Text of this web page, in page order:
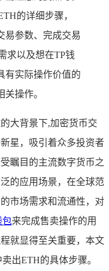
的详细步骤，
易参数、完成交易
求以及想在TP钱
有实际操作价值的
操作。
大背景下,加密货币交
星，吸引着众多投资者
瞩目的主流数字货币之
的应用场景，在全球范
市场需求和流通性，对
包来完成售卖操作的用
就显得至关重要，本文
出ETH的具体步骤。